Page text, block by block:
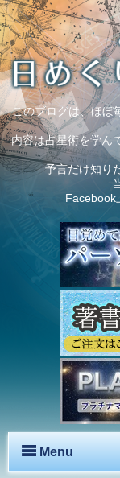
このブログは、ほぼ
内容は占星術を学ん
予言だけ知り
Facebook
Menu